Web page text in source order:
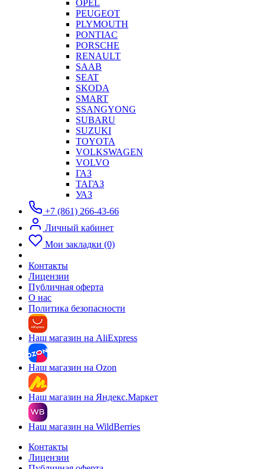
OPEL
PEUGEOT
PLYMOUTH
PONTIAC
PORSCHE
RENAULT
SAAB
SEAT
SKODA
SMART
SSANGYONG
SUBARU
SUZUKI
TOYOTA
VOLKSWAGEN
VOLVO
ГАЗ
ТАГАЗ
УАЗ
+7 (861) 266-43-66
Личный кабинет
Мои закладки (0)
Контакты
Лицензии
Публичная оферта
О нас
Политика безопасности
Наш магазин на AliExpress
Наш магазин на Ozon
Наш магазин на Яндекс.Маркет
Наш магазин на WildBerries
Контакты
Лицензии